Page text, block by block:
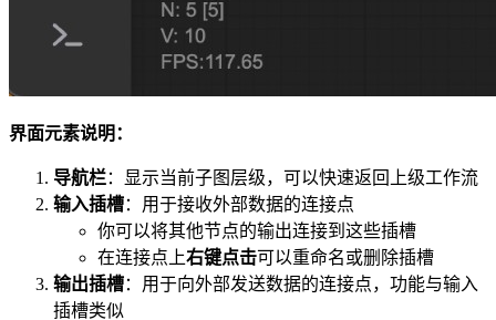
界面元素说明：
导航栏：显示当前子图层级，可以快速返回上级工作流
输入插槽：用于接收外部数据的连接点
你可以将其他节点的输出连接到这些插槽
在连接点上右键点击可以重命名或删除插槽
输出插槽：用于向外部发送数据的连接点，功能与输入
插槽类似